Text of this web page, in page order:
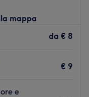
mappa
da € 8
€ 9
e